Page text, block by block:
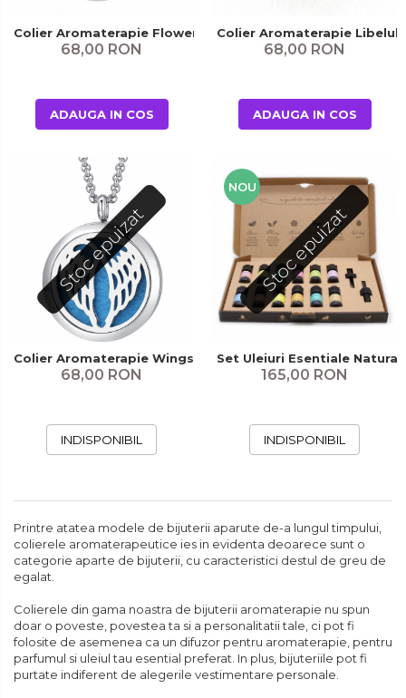
Colier Aromaterapie Flower of Life
68,00 RON
ADAUGA IN COS
Colier Aromaterapie
68,00 RON
ADAUGA IN COS
Stoc epuizat
Colier Aromaterapie Wings
68,00 RON
INDISPONIBIL
Stoc epuizat
NOU
Set Uleiuri Esentiale
165,00 RON
INDISPONIBIL
Printre atatea modele de bijuterii aparute de-a lungul timpului,
colierele aromaterapeutice ies in evidenta deoarece sunt o
categorie aparte de bijuterii, cu caracteristici destul de greu de
egalat.
Colierele din gama noastra de bijuterii aromaterapie nu spun
doar o poveste, povestea ta si a personalitatii tale, ci pot fi
folosite de asemenea ca un difuzor pentru aromaterapie, pentru
parfumul si uleiul tau esential preferat. In plus, bijuteriile pot fi
purtate indiferent de alegerile vestimentare personale.